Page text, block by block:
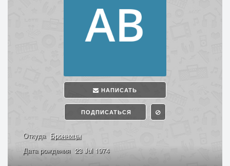
НАПИСАТЬ
ПОДПИСАТЬСЯ
Откуда Бронницы
Дата рождения 23 Jul 1974